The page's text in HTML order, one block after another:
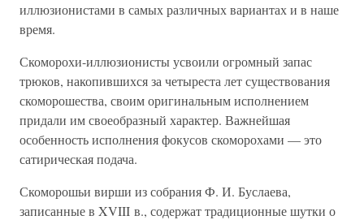
иллюзионистами в самых различных вариантах и в наше
время.
Скоморохи-иллюзионисты усвоили огромный запас
трюков, накопившихся за четыреста лет существования
скоморошества, своим оригинальным исполнением
придали им своеобразный характер. Важнейшая
особенность исполнения фокусов скоморохами — это
сатирическая подача.
Скоморошьи вирши из собрания Ф. И. Буслаева,
записанные в XVIII в., содержат традиционные шутки о